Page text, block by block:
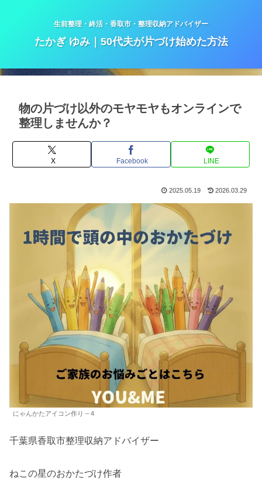
生前整理・終活・香取市・整理収納アドバイザー
たかぎ ゆみ｜50代夫が片づけ始めた方法
物の片づけ以外のモヤモヤもオンラインで
整理しませんか？
X Facebook LINE
2025.05.19 2026.03.29
にゃんかたアイコン作り – 4
千葉県香取市整理収納アドバイザー
ねこの星のおかたづけ作者